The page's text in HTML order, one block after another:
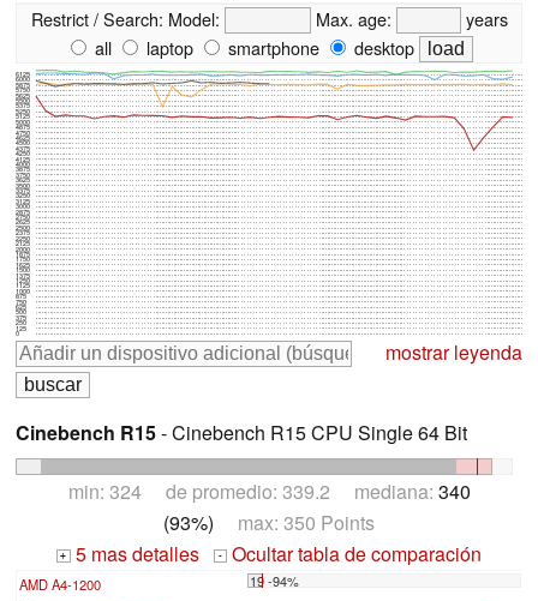
Restrict / Search: Model: Max. age:
years
all
laptop smartphone desktop
0
125
250
375
500
625
750
875
1000
1125
1250
1375
1500
1625
1750
1875
2000
2125
2250
2375
2500
2625
2750
2875
3000
3125
3250
3375
3500
3625
3750
3875
4000
4125
4250
4375
4500
4625
4750
4875
5000
5125
5250
5375
5500
5625
5750
5875
6000
6125
mostrar leyenda
Cinebench R15- Cinebench R15 CPU Single 64 Bit
min: 324 de promedio: 339.2 mediana: 340
(93%) max: 350 Points
+ 5 mas detalles - Ocultar tabla de comparación
AMD A4-1200 19 -94%